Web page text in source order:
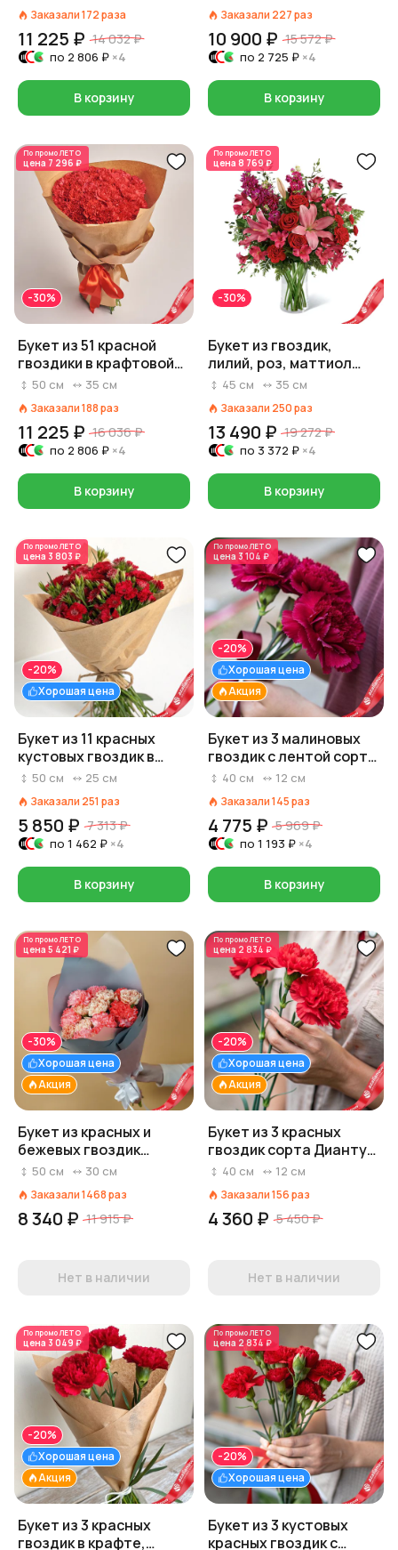
Заказали172раза
11 225 ₽ 14 032 ₽
по 2 806 ₽ ×4
В корзину
Заказали 227раз
10 900 ₽ 15 572 ₽
по 2 725 ₽ ×4
В корзину
По промоЛЕТО
цена 7 296 ₽
-30%
Букет из 51 красной
гвоздики в крафтовой
бумаге
50 см 35 см
Заказали188раз
11 225 ₽ 16 036 ₽
по 2 806 ₽ ×4
В корзину
По промоЛЕТО
цена 8 769 ₽
-30%
Букет из гвоздик,
лилий, роз, маттиол
«Наталья»
45 см 35 см
Заказали 250раз
13 490 ₽ 19 272 ₽
по 3 372 ₽ ×4
В корзину
По промоЛЕТО
цена 3 803 ₽
Хорошая цена
-20%
Букет из 11 красных
кустовых гвоздик в
крафте, Диантус,
50 см 25 см
Заказали 251 раз
5 850 ₽ 7 313 ₽
по 1 462 ₽ ×4
В корзину
По промоЛЕТО
цена 3 104 ₽
Акция
Хорошая цена
-20%
Букет из 3 малиновых
гвоздик с лентой сорта
Диантус, Голландия
40 см 12 см
Заказали145раз
4 775 ₽ 5 969 ₽
по 1 193 ₽ ×4
В корзину
По промоЛЕТО
цена 5 421 ₽
Акция
Хорошая цена
-30%
Букет из красных и
бежевых гвоздик
«Грация»
50 см 30 см
Заказали1468раз
8 340 ₽ 11 915 ₽
Нет в наличии
По промоЛЕТО
цена2 834 ₽
Акция
Хорошая цена
-20%
Букет из 3 красных
гвоздик сорта Диантус,
Голландия
40 см 12 см
Заказали156раз
4 360 ₽ 5 450 ₽
Нет в наличии
По промоЛЕТО
цена 3 049 ₽
Акция
Хорошая цена
-20%
Букет из 3 красных
гвоздик в крафте,
По промоЛЕТО
цена 2 834 ₽
Хорошая цена
-20%
Букет из 3 кустовых
красных гвоздик с